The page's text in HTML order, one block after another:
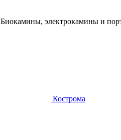
Биокамины, электрокамины и
Кострома